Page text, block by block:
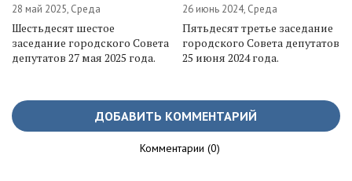
28 май 2025, Среда
Шестьдесят шестое
заседание городского Совета
депутатов 27 мая 2025 года.
26 июнь 2024, Среда
Пятьдесят третье заседание
городского Совета депутатов
25 июня 2024 года.
ДОБАВИТЬ КОММЕНТАРИЙ
Комментарии (0)